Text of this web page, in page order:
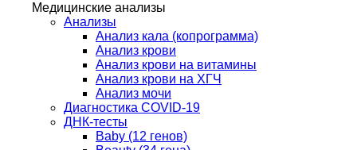
Медицинские анализы
Анализы
Анализ кала (копрограмма)
Анализ крови
Анализ крови на витамины
Анализ крови на ХГЧ
Анализ мочи
Диагностика COVID-19
ДНК-тесты
Baby (12 генов)